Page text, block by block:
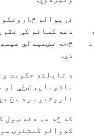
نړیوالو
څخه تښتیدلي
دي.
د تایلنډ حکومت
ماشومان، ښځې او
ناروغیو سره مخ
که څه هم دغه ټول
کډوالو کمشنرۍ